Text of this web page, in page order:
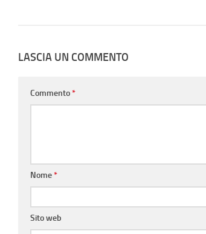
LASCIA UN COMMENTO
Commento*
Nome*
Sito web